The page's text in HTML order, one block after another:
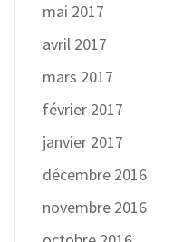
mai 2017
avril 2017
mars 2017
février 2017
janvier 2017
décembre 2016
novembre 2016